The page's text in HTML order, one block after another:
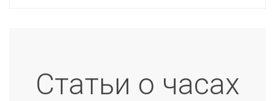
Статьи о часах